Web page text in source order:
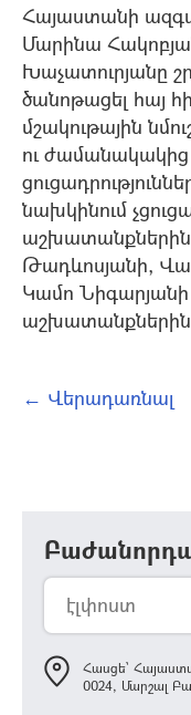
Հայաստանի
Մարինա
Խաչատուրյանը
ծանոթացել հայ
մշակութային
ու
նախկինում
աշխատանքներին,
Թադևոսյանի,
Կամո Նիգարյանի
← Վերադառնալ
Հասցե՝
0024, Մարշալ